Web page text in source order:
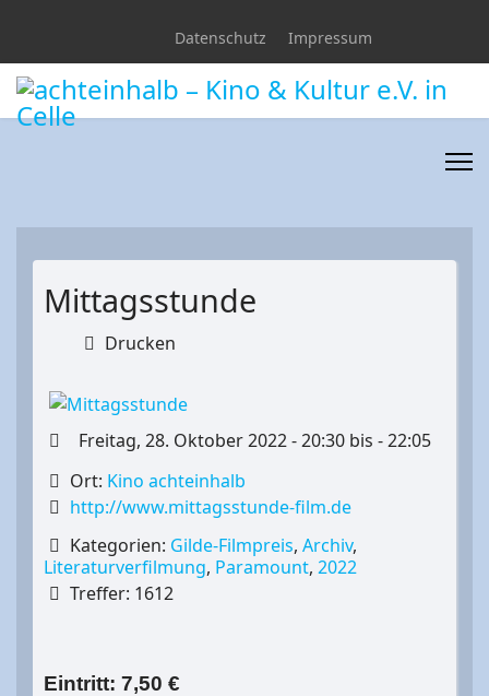
Impressum
Datenschutz
Mittagsstunde
Drucken
Freitag, 28. Oktober 2022 - 20:30 bis - 22:05
Ort: Kino achteinhalb
http://www.mittagsstunde-film.de
Kategorien: Gilde-Filmpreis, Archiv,
Literaturverfilmung, Paramount, 2022
Treffer: 1612
Eintritt: 7,50 €